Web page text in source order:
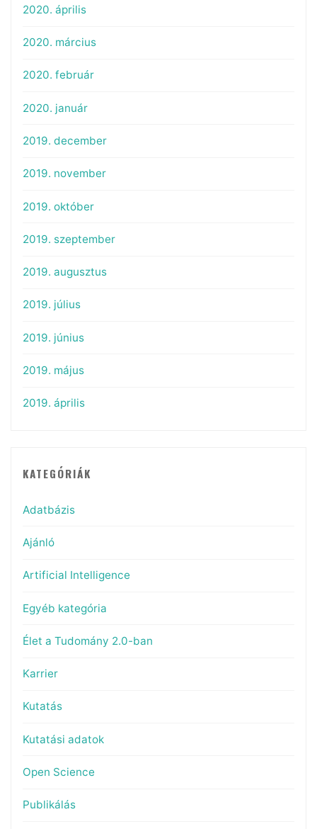
2020. április
2020. március
2020. február
2020. január
2019. december
2019. november
2019. október
2019. szeptember
2019. augusztus
2019. július
2019. június
2019. május
2019. április
KATEGÓRIÁK
Adatbázis
Ajánló
Artificial Intelligence
Egyéb kategória
Élet a Tudomány 2.0-ban
Karrier
Kutatás
Kutatási adatok
Open Science
Publikálás